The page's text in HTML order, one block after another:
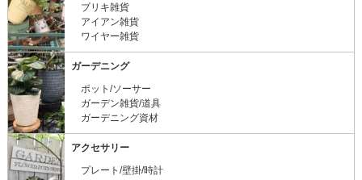
ブリキ雑貨
アイアン雑貨
ワイヤー雑貨
ガーデニング
ポット/ソーサー
ガーデン雑貨/道具
ガーデニング資材
アクセサリー
プレート/壁掛/時計